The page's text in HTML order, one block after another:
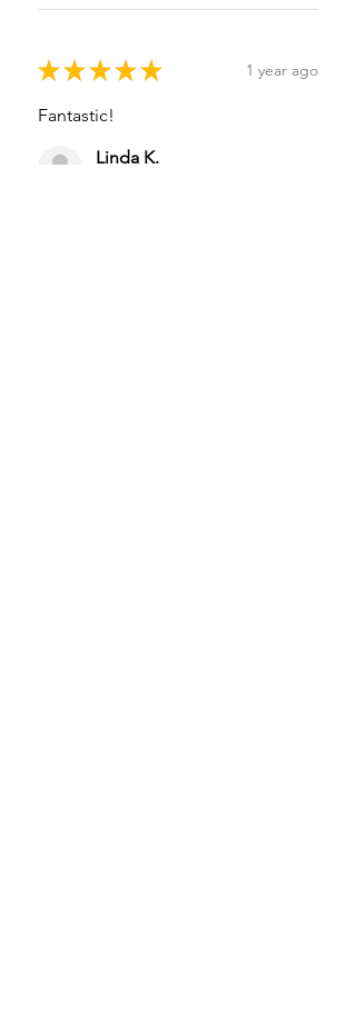
★ ★ ★ ★ ★ 1 year ago
Fantastic!
Linda K.